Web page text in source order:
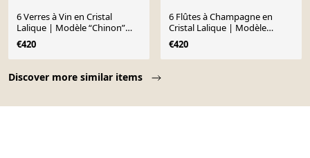
Discover more similar items
6 Verres à Vin en Cristal
Lalique | Modèle “Chinon”
Design des Années 1960
€420
6 Flûtes à Champagne en
Cristal Lalique | Modèle
“Chinon” | Années 1960
€420